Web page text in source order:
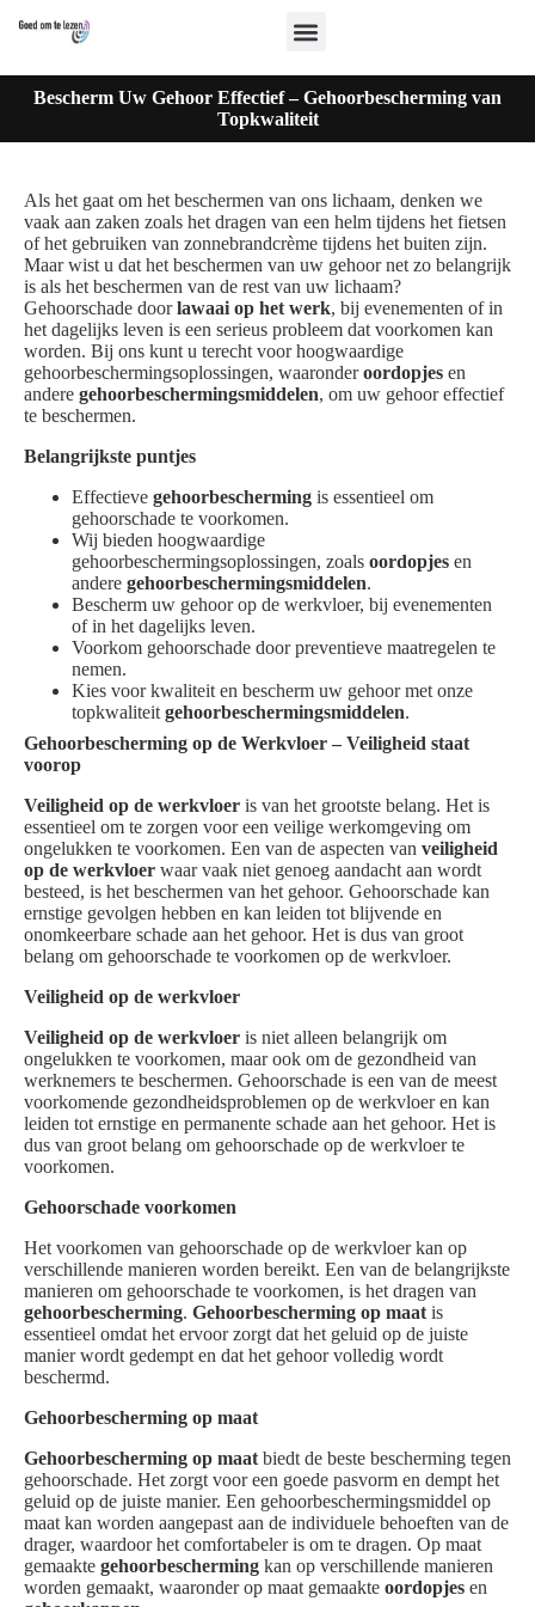
Bescherm Uw Gehoor Effectief – Gehoorbescherming van
Topkwaliteit
Als het gaat om het beschermen van ons lichaam, denken we
vaak aan zaken zoals het dragen van een helm tijdens het fietsen
of het gebruiken van zonnebrandcrème tijdens het buiten zijn.
Maar wist u dat het beschermen van uw gehoor net zo belangrijk
is als het beschermen van de rest van uw lichaam?
Gehoorschade doorlawaai op het werk, bij evenementen of in
het dagelijks leven is een serieus probleem dat voorkomen kan
worden. Bij ons kunt u terecht voor hoogwaardige
gehoorbeschermingsoplossingen, waaronderoordopjes en
andere gehoorbeschermingsmiddelen, om uw gehoor effectief
te beschermen.
Belangrijkste puntjes
Effectieve gehoorbescherming is essentieel om
gehoorschade te voorkomen.
Wij bieden hoogwaardige
gehoorbeschermingsoplossingen, zoals oordopjes en
andere gehoorbeschermingsmiddelen.
Bescherm uw gehoor op de werkvloer, bij evenementen
of in het dagelijks leven.
Voorkom gehoorschade door preventieve maatregelen te
nemen.
Kies voor kwaliteit en bescherm uw gehoor met onze
topkwaliteit gehoorbeschermingsmiddelen.
Gehoorbescherming op de Werkvloer – Veiligheid staat
voorop
Veiligheid op de werkvloer is van het grootste belang. Het is
essentieel om te zorgen voor een veilige werkomgeving om
ongelukken te voorkomen. Een van de aspecten van veiligheid
op de werkvloer waar vaak niet genoeg aandacht aan wordt
besteed, is het beschermen van het gehoor. Gehoorschade kan
ernstige gevolgen hebben en kan leiden tot blijvende en
onomkeerbare schade aan het gehoor. Het is dus van groot
belang om gehoorschade te voorkomen op de werkvloer.
Veiligheid op de werkvloer
Veiligheid op de werkvloer is niet alleen belangrijk om
ongelukken te voorkomen, maar ook om de gezondheid van
werknemers te beschermen. Gehoorschade is een van de meest
voorkomende gezondheidsproblemen op de werkvloer en kan
leiden tot ernstige en permanente schade aan het gehoor. Het is
dus van groot belang om gehoorschade op de werkvloer te
voorkomen.
Gehoorschade voorkomen
Het voorkomen van gehoorschade op de werkvloer kan op
verschillende manieren worden bereikt. Een van de belangrijkste
manieren om gehoorschade te voorkomen, is het dragen van
gehoorbescherming. Gehoorbescherming op maat is
essentieel omdat het ervoor zorgt dat het geluid op de juiste
manier wordt gedempt en dat het gehoor volledig wordt
beschermd.
Gehoorbescherming op maat
Gehoorbescherming op maat biedt de beste bescherming tegen
gehoorschade. Het zorgt voor een goede pasvorm en dempt het
geluid op de juiste manier. Een gehoorbeschermingsmiddel op
maat kan worden aangepast aan de individuele behoeften van de
drager, waardoor het comfortabeler is om te dragen. Op maat
gemaakte gehoorbescherming kan op verschillende manieren
worden gemaakt, waaronder op maat gemaakte oordopjes en